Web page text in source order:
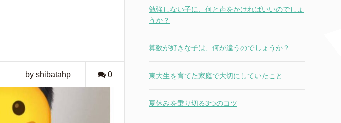
by shibatahp 0
勉強しない子に、何と声をかければいいのでしょ
うか？
算数が好きな子は、何が違うのでしょうか？
東大生を育てた家庭で大切にしていたこと
夏休みを乗り切る3つのコツ